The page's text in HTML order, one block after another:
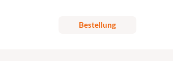
Bestellung